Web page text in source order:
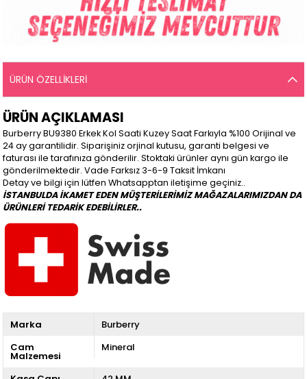
ÜRÜN ÖZELLIKLERI
ÜRÜN AÇIKLAMASI
Burberry BU9380 Erkek Kol Saati Kuzey Saat Farkıyla %100 Orijinal ve
24 ay garantilidir. Siparişiniz orjinal kutusu, garanti belgesi ve
faturası ile tarafınıza gönderilir. Stoktaki ürünler aynı gün kargo ile
gönderilmektedir. Vade Farksız 3-6-9 Taksit İmkanı
Detay ve bilgi için lütfen Whatsapptan iletişime geçiniz..
İSTANBULDA İKAMET EDEN MÜŞTERİLERİMİZ MAĞAZALARIMIZDAN DA
ÜRÜNLERİ TEDARİK EDEBİLİRLER..
Marka
Burberry
Cam
Malzemesi
Mineral